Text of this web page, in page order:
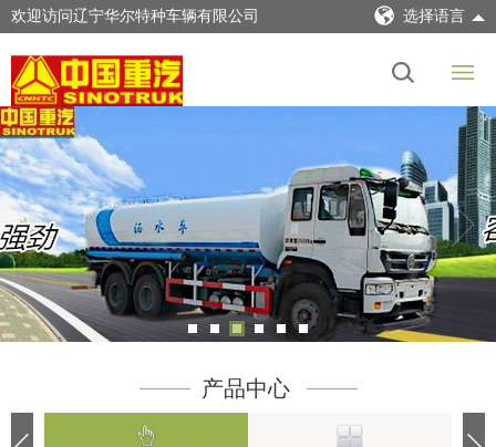
欢迎访问辽宁华尔特种车辆有限公司 选择语言
产品中心